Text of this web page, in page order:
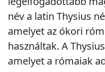
név a latin Thysius
amelyet az ókori
használtak. A
amelyet a rómaiak